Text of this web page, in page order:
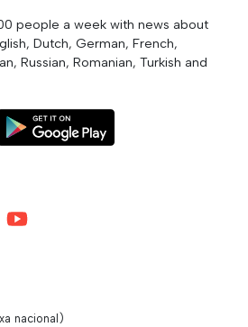
people a week with news about
Dutch, German, French,
Russian, Romanian, Turkish and
nacional)